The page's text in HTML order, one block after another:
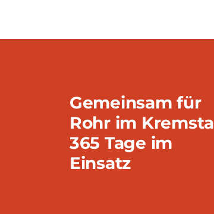
Gemeinsam für
Rohr im
365 Tage im
Einsatz